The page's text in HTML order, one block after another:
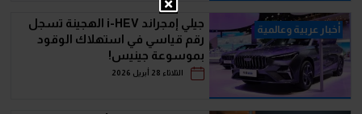
أخبار عربية وعالمية
جيلي إمجراند i-HEV الهجينة تسجل
رقم قياسي في استهلاك الوقود
بموسوعة جينيس!
الثلاثاء 28 أبريل 2026